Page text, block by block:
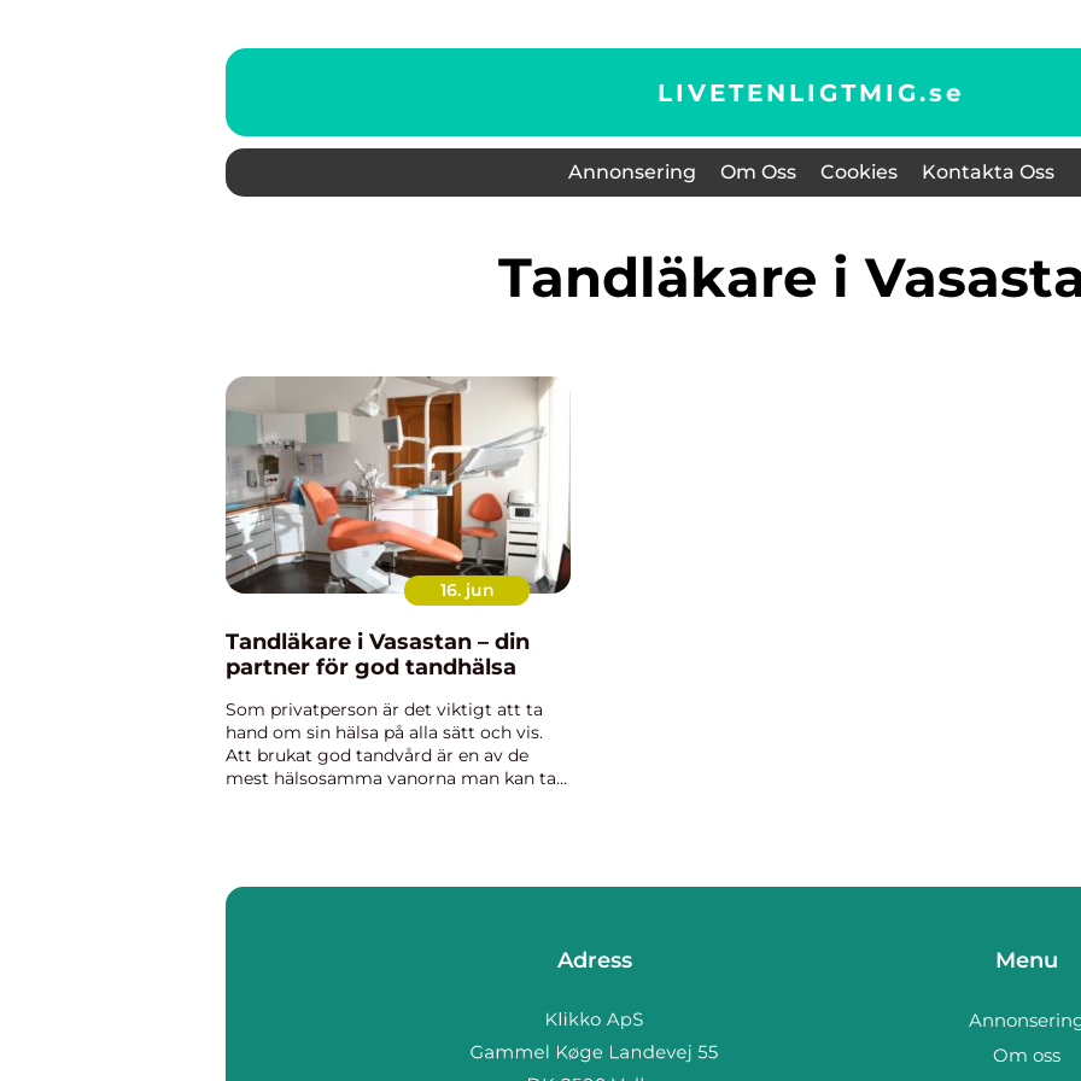
LIVETENLIGTMIG.se
Annonsering Om Oss Cookies Kontakta Oss
tandläkare i
16. jun
Tandläkare i Vasastan – din
partner för god tandhälsa
Som privatperson är det viktigt att ta
hand om sin hälsa på alla sätt och vis.
Att brukat god tandvård är en av de
mest hälsosamma vanorna man kan ta
Adress Menu
Om oss